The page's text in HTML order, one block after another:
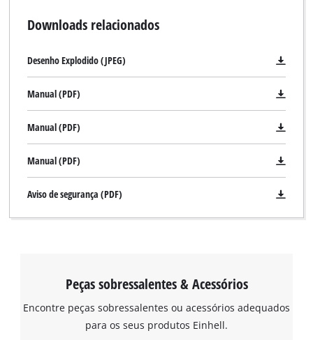
Downloads relacionados
Desenho Explodido (JPEG)
Manual (PDF)
Manual (PDF)
Manual (PDF)
Aviso de segurança (PDF)
Peças sobressalentes & Acessórios
Encontre peças sobressalentes ou acessórios adequados
para os seus produtos Einhell.